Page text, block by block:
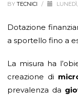
BY TECNICI /
Dotazione
a sportello fino a
La misura ha
creazione di
prevalenza da